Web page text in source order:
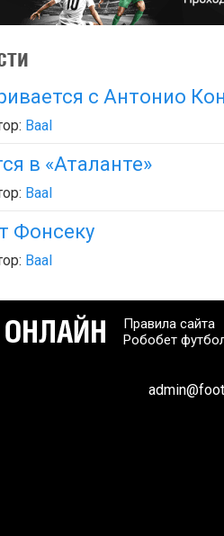
с Антонио
Baal
в «Аталанте»
Baal
Фонсеку
Baal
Правила сайта
Робобет